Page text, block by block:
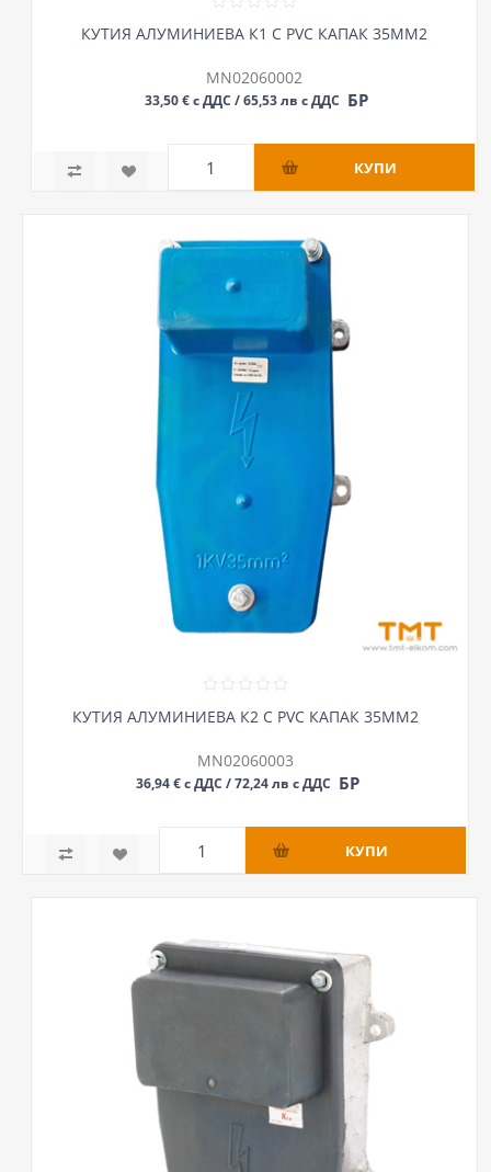
КУТИЯ АЛУМИНИЕВА К1 С PVC КАПАК 35ММ2
MN02060002
33,50 € с ДДС / 65,53 лв с ДДС БР
КУТИЯ АЛУМИНИЕВА К2 С PVC КАПАК 35ММ2
MN02060003
36,94 € с ДДС / 72,24 лв с ДДС БР